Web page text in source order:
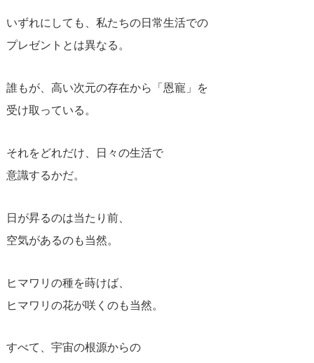
いずれにしても、私たちの日常生活での
プレゼントとは異なる。
誰もが、高い次元の存在から「恩寵」を
受け取っている。
それをどれだけ、日々の生活で
意識するかだ。
日が昇るのは当たり前、
空気があるのも当然。
ヒマワリの種を蒔けば、
ヒマワリの花が咲くのも当然。
すべて、宇宙の根源からの